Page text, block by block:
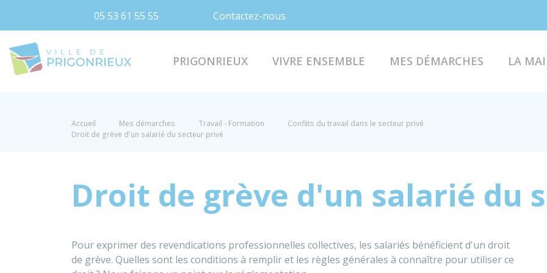
05 53 61 55 55 Contactez-nous
PRIGONRIEUX VIVRE ENSEMBLE MES DÉMARCHES LA
Accueil Mes démarches Travail - Formation
Conflits du travail dans le secteur privé
Droit de grève d'un salarié du secteur privé
Droit de grève d'un salarié du
Pour exprimer des revendications professionnelles collectives, les salariés bénéficient d'un droit
de grève. Quelles sont les conditions à remplir et les règles générales à connaître pour utiliser ce